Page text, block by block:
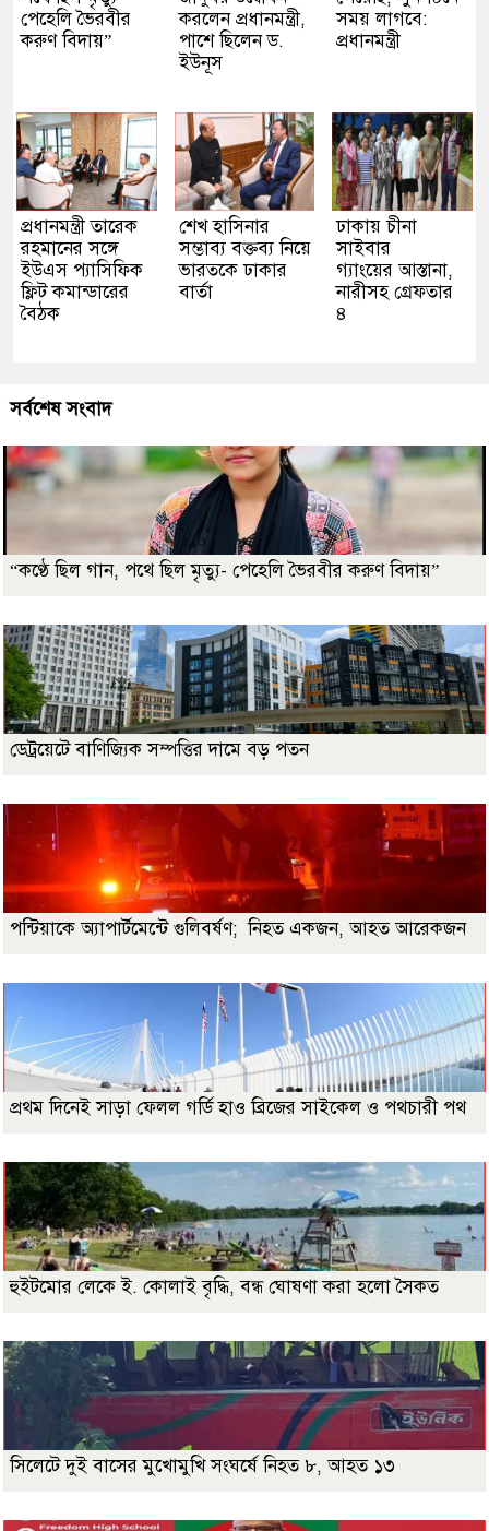
পেহেলি ভৈরবীর
করুণ বিদায়”
করলেন প্রধানমন্ত্রী,
পাশে ছিলেন ড.
ইউনূস
সময় লাগবে:
প্রধানমন্ত্রী
প্রধানমন্ত্রী তারেক
রহমানের সঙ্গে
ইউএস প্যাসিফিক
ফ্লিট কমান্ডারের
বৈঠক
শেখ হাসিনার
সম্ভাব্য বক্তব্য নিয়ে
ভারতকে ঢাকার
বার্তা
ঢাকায় চীনা
সাইবার
গ্যাংয়ের আস্তানা,
নারীসহ গ্রেফতার
৪
সর্বশেষ সংবাদ
“কণ্ঠে ছিল গান, পথে ছিল মৃত্যু- পেহেলি ভৈরবীর করুণ বিদায়”
ডেট্রয়েটে বাণিজ্যিক সম্পত্তির দামে বড় পতন
পন্টিয়াকে অ্যাপার্টমেন্টে গুলিবর্ষণ; নিহত একজন, আহত আরেকজন
প্রথম দিনেই সাড়া ফেলল গর্ডি হাও ব্রিজের সাইকেল ও পথচারী পথ
হুইটমোর লেকে ই. কোলাই বৃদ্ধি, বন্ধ ঘোষণা করা হলো সৈকত
সিলেটে দুই বাসের মুখোমুখি সংঘর্ষে নিহত ৮, আহত ১৩